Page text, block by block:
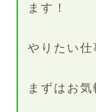
ます！
やりたい仕
まずはお